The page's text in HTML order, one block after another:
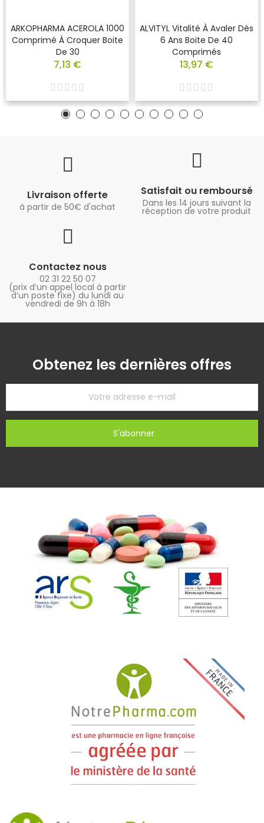
ARKOPHARMA ACEROLA 1000
Comprimé À Croquer Boite
De 30
7,13 €
ALVITYL Vitalité À Avaler Dès
6 Ans Boite De 40
Comprimés
13,97 €
Livraison offerte
à partir de 50€ d'achat
Satisfait ou remboursé
Dans les 14 jours suivant la
réception de votre produit
Contactez nous
02 31 22 50 07
(prix d’un appel local à partir
d’un poste fixe) du lundi au
vendredi de 9h à 18h
Obtenez les dernières offres
S'abonner